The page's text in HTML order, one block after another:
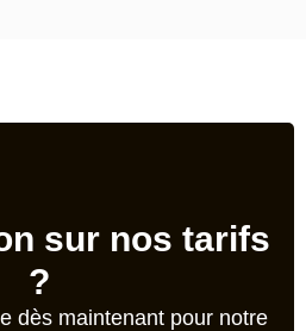
sur nos tarifs
?
dès maintenant pour notre